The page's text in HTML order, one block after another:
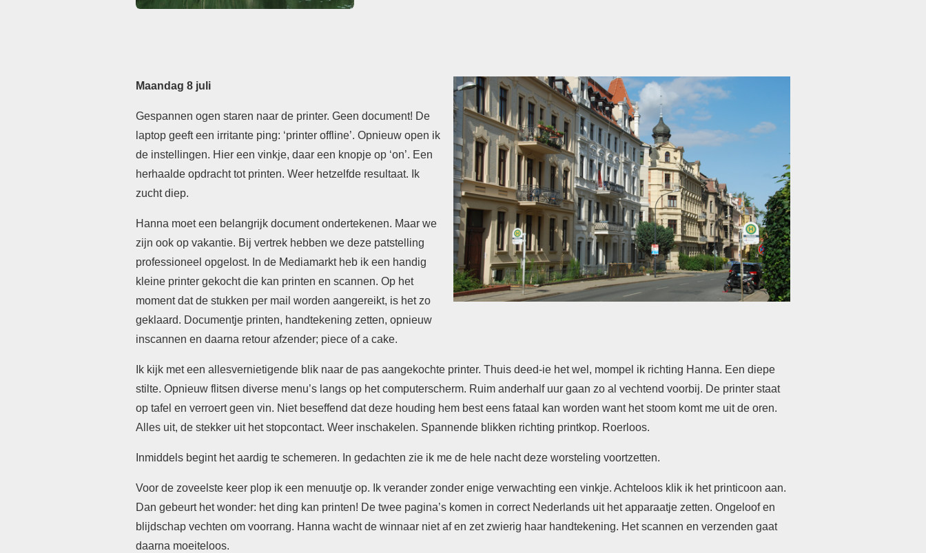
Maandag 8 juli
Gespannen ogen staren naar de printer. Geen document! De
laptop geeft een irritante ping: ‘printer offline’. Opnieuw open ik
de instellingen. Hier een vinkje, daar een knopje op ‘on’. Een
herhaalde opdracht tot printen. Weer hetzelfde resultaat. Ik
zucht diep.
Hanna moet een belangrijk document ondertekenen. Maar we
zijn ook op vakantie. Bij vertrek hebben we deze patstelling
professioneel opgelost. In de Mediamarkt heb ik een handig
kleine printer gekocht die kan printen en scannen. Op het
moment dat de stukken per mail worden aangereikt, is het zo
geklaard. Documentje printen, handtekening zetten, opnieuw
inscannen en daarna retour afzender; piece of a cake.
Ik kijk met een allesvernietigende blik naar de pas aangekochte printer. Thuis deed-ie het wel, mompel ik richting Hanna. Een diepe
stilte. Opnieuw flitsen diverse menu’s langs op het computerscherm. Ruim anderhalf uur gaan zo al vechtend voorbij. De printer staat
op tafel en verroert geen vin. Niet beseffend dat deze houding hem best eens fataal kan worden want het stoom komt me uit de oren.
Alles uit, de stekker uit het stopcontact. Weer inschakelen. Spannende blikken richting printkop. Roerloos.
Inmiddels begint het aardig te schemeren. In gedachten zie ik me de hele nacht deze worsteling voortzetten.
Voor de zoveelste keer plop ik een menuutje op. Ik verander zonder enige verwachting een vinkje. Achteloos klik ik het printicoon aan.
Dan gebeurt het wonder: het ding kan printen! De twee pagina’s komen in correct Nederlands uit het apparaatje zetten. Ongeloof en
blijdschap vechten om voorrang. Hanna wacht de winnaar niet af en zet zwierig haar handtekening. Het scannen en verzenden gaat
daarna moeiteloos.